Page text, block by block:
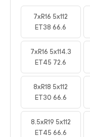
7xR16 5x112
ET38 66.6
7xR16 5x114.3
ET45 72.6
8xR18 5x112
ET30 66.6
8.5xR19 5x112
ET45 66.6